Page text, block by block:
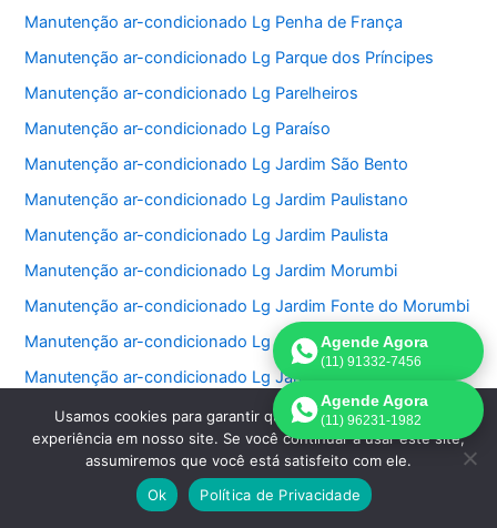
Manutenção ar-condicionado Lg Penha de França
Manutenção ar-condicionado Lg Parque dos Príncipes
Manutenção ar-condicionado Lg Parelheiros
Manutenção ar-condicionado Lg Paraíso
Manutenção ar-condicionado Lg Jardim São Bento
Manutenção ar-condicionado Lg Jardim Paulistano
Manutenção ar-condicionado Lg Jardim Paulista
Manutenção ar-condicionado Lg Jardim Morumbi
Manutenção ar-condicionado Lg Jardim Fonte do Morumbi
Manutenção ar-condicionado Lg Jardim Europa
Manutenção ar-condicionado Lg Jardim das Perdizes
Manutenção ar-condicionado Lg Jardim das Acacias
Manutenção ar-condicionado Lg Jardim da Saúde
Manutenção ar-condicionado Lg Jardim Bonfiglioli
Agende Agora
(11) 91332-7456
Agende Agora
(11) 96231-1982
Usamos cookies para garantir que oferecemos a melhor
experiência em nosso site. Se você continuar a usar este site,
assumiremos que você está satisfeito com ele.
Ok
Política de Privacidade